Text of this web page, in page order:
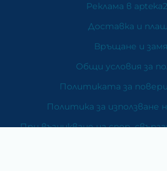
Реклама в
Доставка и
Връщане и
Общи условия за
Политиката за
Политика за използване
При възникване на спор,